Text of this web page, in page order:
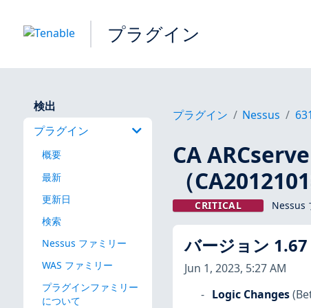
プラグイン
検出
プラグイン
概要
最新
更新日
検索
Nessus ファミリー
WAS ファミリー
プラグインファミリー
について
プラグイン Nessus
CA
（
CRITICAL Nessus
バージョン 1.67
Jun 1, 2023, 5:27 AM
Logic Changes